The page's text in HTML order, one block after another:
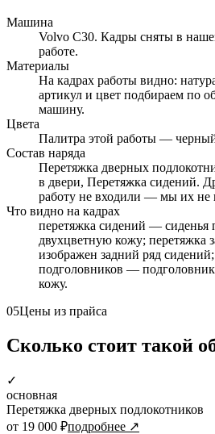
Машина
Volvo C30. Кадры сняты в
работе.
Материалы
На кадрах работы видно:
артикул и цвет подбираем по
машину.
Цвета
Палитра этой работы —
Состав наряда
Перетяжка дверных
в двери, Перетяжка сидений.
работу не входили — мы их не
Что видно на кадрах
перетяжка сидений — сиденья
двухцветную кожу; перетяжка
изображен задний ряд
подголовников —
кожу.
05Цены из прайса
Сколько стоит такой
✓
основная
Перетяжка дверных подлокотников
от 19 000 ₽подробнее ↗